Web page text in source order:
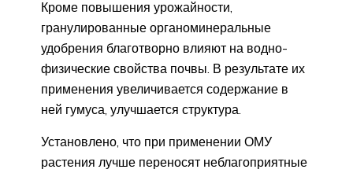
Кроме повышения урожайности,
гранулированные органоминеральные
удобрения благотворно влияют на водно-
физические свойства почвы. В результате их
применения увеличивается содержание в
ней гумуса, улучшается структура.
Установлено, что при применении ОМУ
растения лучше переносят неблагоприятные